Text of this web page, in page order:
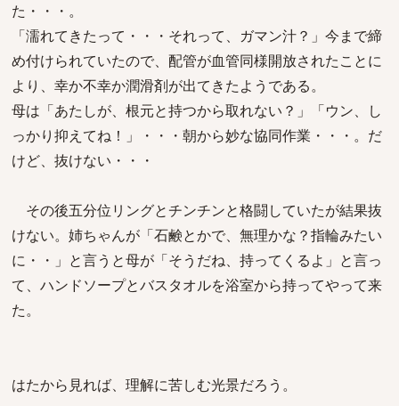
た・・・。
「濡れてきたって・・・それって、ガマン汁？」今まで締
め付けられていたので、配管が血管同様開放されたことに
より、幸か不幸か潤滑剤が出てきたようである。
母は「あたしが、根元と持つから取れない？」「ウン、し
っかり抑えてね！」・・・朝から妙な協同作業・・・。だ
けど、抜けない・・・
その後五分位リングとチンチンと格闘していたが結果抜
けない。姉ちゃんが「石鹸とかで、無理かな？指輪みたい
に・・」と言うと母が「そうだね、持ってくるよ」と言っ
て、ハンドソープとバスタオルを浴室から持ってやって来
た。
はたから見れば、理解に苦しむ光景だろう。